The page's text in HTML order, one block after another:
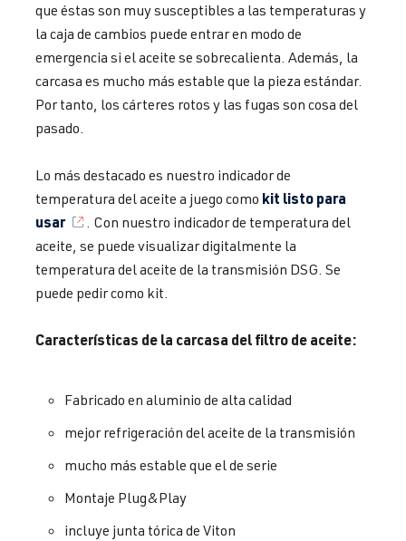
que éstas son muy susceptibles a las temperaturas y
la caja de cambios puede entrar en modo de
emergencia si el aceite se sobrecalienta. Además, la
carcasa es mucho más estable que la pieza estándar.
Por tanto, los cárteres rotos y las fugas son cosa del
pasado.
Lo más destacado es nuestro indicador de
temperatura del aceite a juego como kit listo para
usar
. Con nuestro indicador de temperatura del
aceite, se puede visualizar digitalmente la
temperatura del aceite de la transmisión DSG. Se
puede pedir como kit.
Características de la carcasa del filtro de aceite:
Fabricado en aluminio de alta calidad
mejor refrigeración del aceite de la transmisión
mucho más estable que el de serie
Montaje Plug&Play
incluye junta tórica de Viton